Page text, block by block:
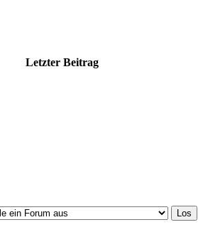
Letzter Beitrag